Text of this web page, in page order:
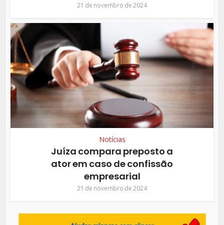
21 de novembro de 2024
Notícias
Juíza compara preposto a
ator em caso de confissão
empresarial
21 de novembro de 2024